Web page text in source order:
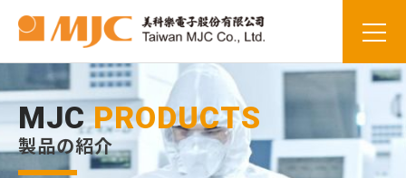
MJCPRODUCTS
製品の紹介